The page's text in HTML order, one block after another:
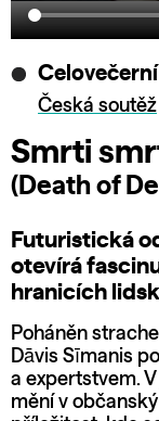
Česká soutěž
Smrti
(Death of
Futuristická
otevírá
hranicích
Poháněn
Dāvis Sīmanis
a expertstvem.
mění v